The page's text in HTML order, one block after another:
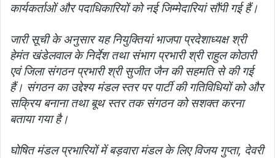
कार्यकर्ताओं और पदाधिकारियों को नई जिम्मेदारियां सौंपी गई हैं।
जारी सूची के अनुसार यह नियुक्तियां भाजपा प्रदेशाध्यक्ष श्री
हेमंत खंडेलवाल के निर्देश तथा संभाग प्रभारी श्री राहुल कोठारी
एवं जिला संगठन प्रभारी श्री सुजीत जैन की सहमति से की गई
हैं। संगठन का उद्देश्य मंडल स्तर पर पार्टी की गतिविधियों को और
सक्रिय बनाना तथा बूथ स्तर तक संगठन को सशक्त करना
बताया गया है।
घोषित मंडल प्रभारियों में बड़वारा मंडल के लिए विजय गुप्ता, देवरी